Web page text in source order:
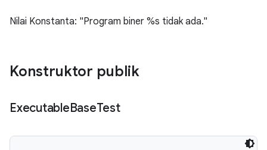
Nilai Konstanta: "Program biner %s tidak ada."
Konstruktor publik
ExecutableBaseTest